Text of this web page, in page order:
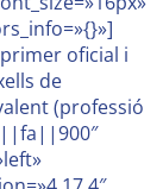
oficial i
de
(professió